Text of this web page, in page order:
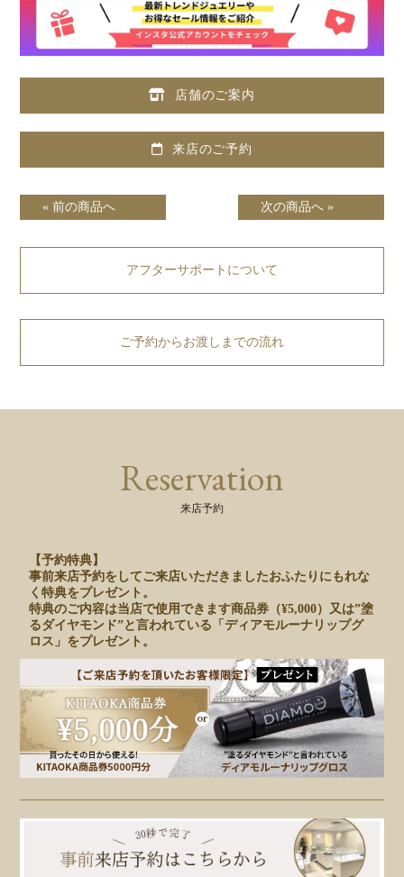
店舗のご案内
来店のご予約
« 前の商品へ 次の商品へ »
アフターサポートについて
ご予約からお渡しまでの流れ
Reservation
来店予約
【予約特典】
事前来店予約をしてご来店いただきましたおふたりにもれな
く特典をプレゼント。
特典のご内容は当店で使用できます商品券（¥5,000）又は”塗
るダイヤモンド”と言われている「ディアモルーナリップグ
ロス」をプレゼント。